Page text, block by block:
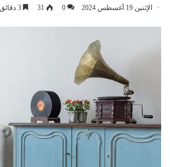
الإثنين 19 أغسطس 2024 0
31